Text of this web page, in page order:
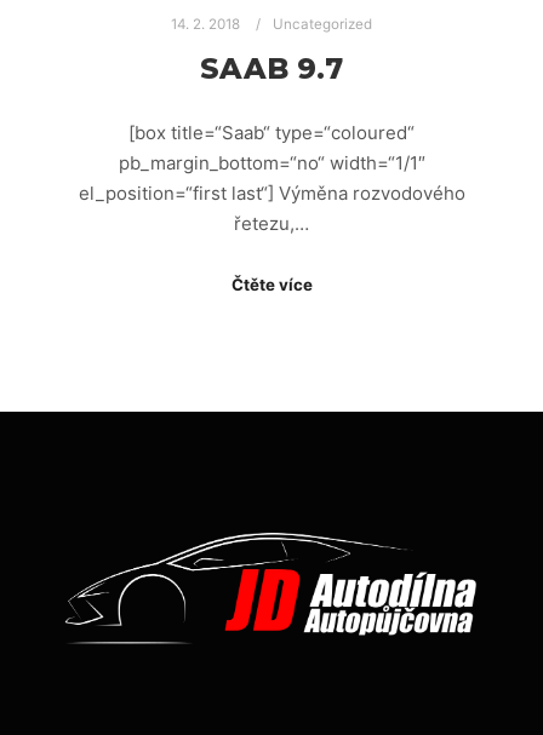
14. 2. 2018 Uncategorized
SAAB 9.7
[box title=“Saab“ type=“coloured“
pb_margin_bottom=“no“ width=“1/1″
el_position=“first last“] Výměna rozvodového
řetezu,…
Čtěte více